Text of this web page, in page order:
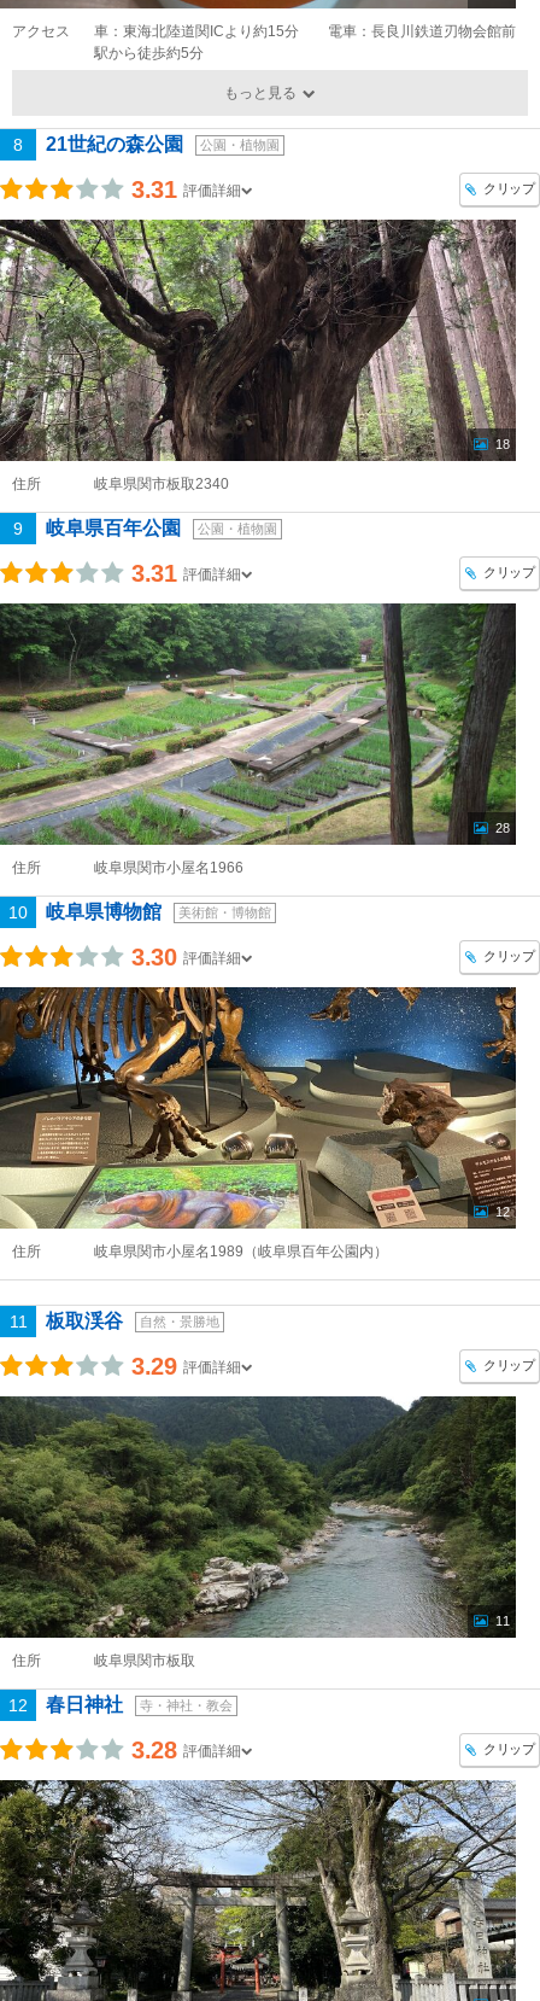
アクセス
車：東海北陸道関ICより約15分 電車：長良川鉄道刃物会館前
駅から徒歩約5分
もっと見る
8 21世紀の森公園 公園・植物園
3.31 評価詳細 クリップ
18
住所 岐阜県関市板取2340
9 岐阜県百年公園 公園・植物園
3.31 評価詳細 クリップ
28
住所 岐阜県関市小屋名1966
10 岐阜県博物館 美術館・博物館
3.30 評価詳細 クリップ
12
住所 岐阜県関市小屋名1989（岐阜県百年公園内）
11 板取渓谷 自然・景勝地
3.29 評価詳細 クリップ
11
住所 岐阜県関市板取
12 春日神社 寺・神社・教会
3.28 評価詳細 クリップ